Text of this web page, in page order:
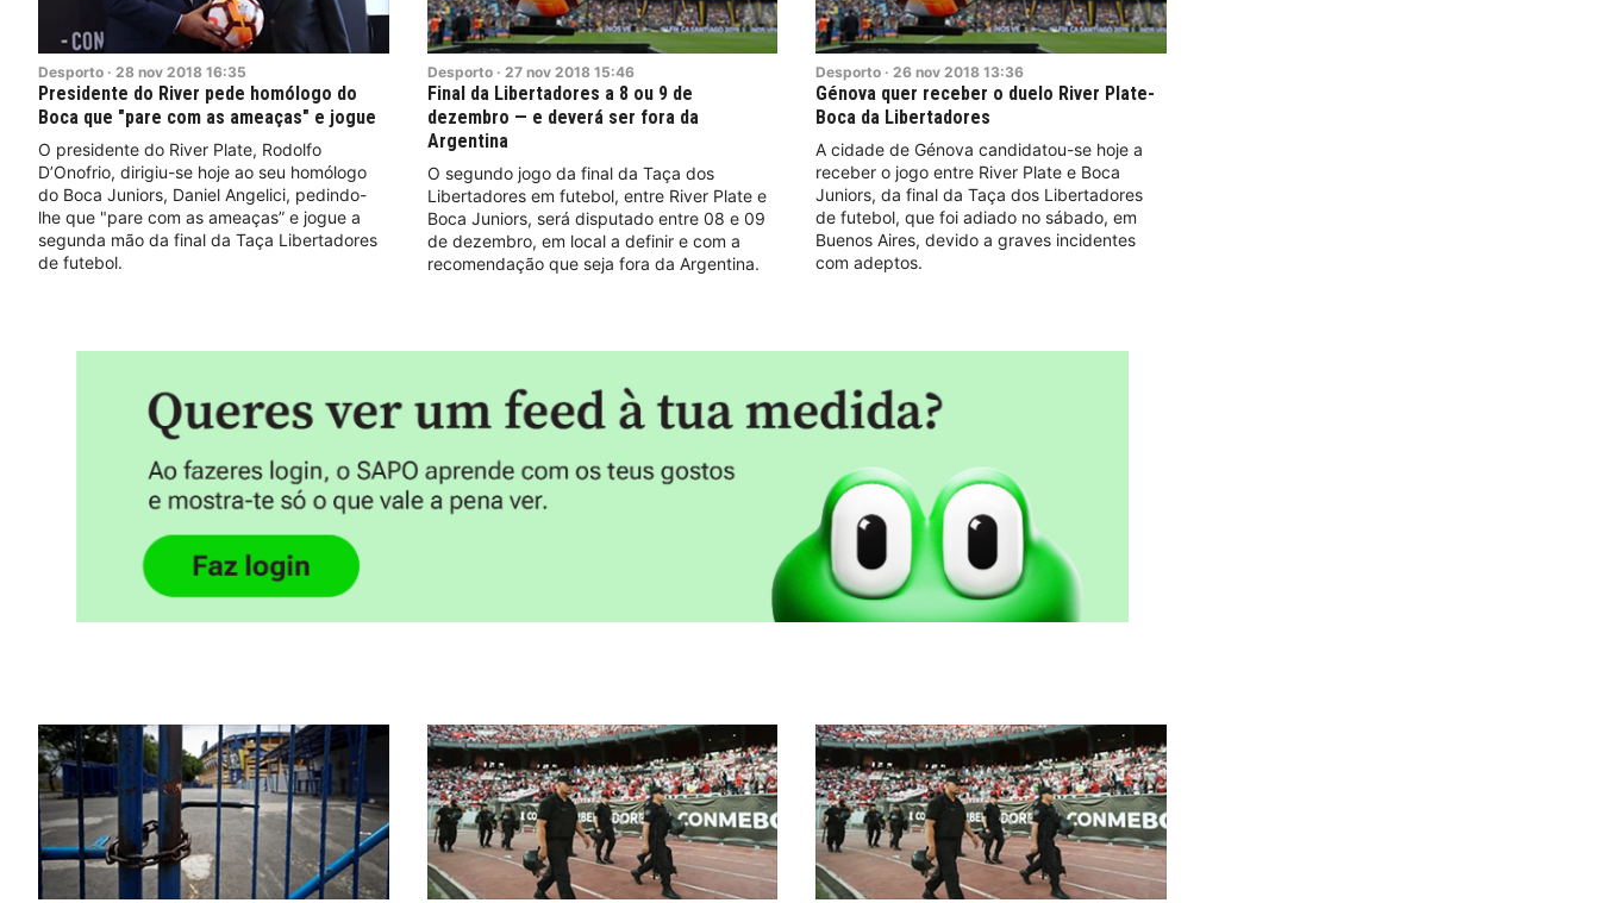
Desporto · 28 nov 2018 16:35
Presidente do River pede homólogo do
Boca que "pare com as ameaças" e jogue
O presidente do River Plate, Rodolfo
D’Onofrio, dirigiu-se hoje ao seu homólogo
do Boca Juniors, Daniel Angelici, pedindo-
lhe que "pare com as ameaças” e jogue a
segunda mão da final da Taça Libertadores
de futebol.
Desporto · 27 nov 2018 15:46
Final da Libertadores a 8 ou 9 de
dezembro — e deverá ser fora da
Argentina
O segundo jogo da final da Taça dos
Libertadores em futebol, entre River Plate e
Boca Juniors, será disputado entre 08 e 09
de dezembro, em local a definir e com a
recomendação que seja fora da Argentina.
Desporto · 26 nov 2018 13:36
Génova quer receber o duelo River Plate-
Boca da Libertadores
A cidade de Génova candidatou-se hoje a
receber o jogo entre River Plate e Boca
Juniors, da final da Taça dos Libertadores
de futebol, que foi adiado no sábado, em
Buenos Aires, devido a graves incidentes
com adeptos.